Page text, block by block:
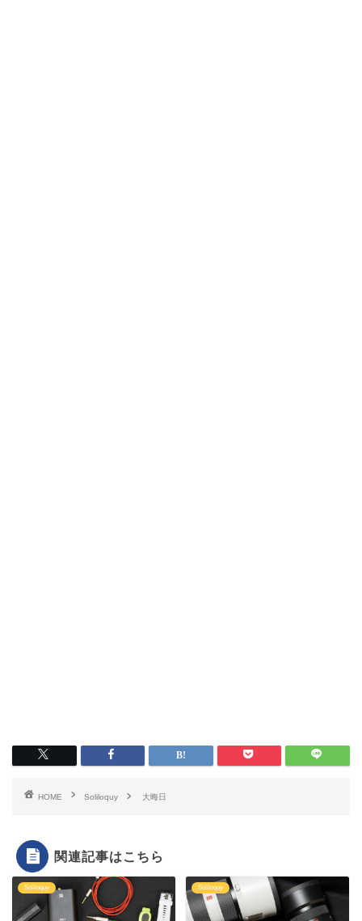
HOME Soliloquy 大晦日
関連記事はこちら
Soliloquy Soliloquy